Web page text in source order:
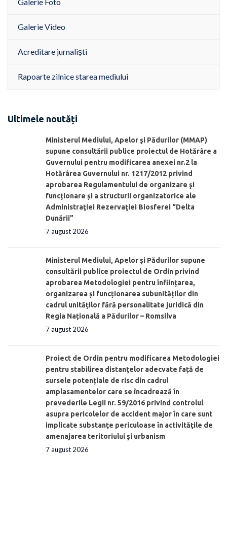
Galerie Foto
Galerie Video
Acreditare jurnaliști
Rapoarte zilnice starea mediului
Ultimele noutăți
Ministerul Mediului, Apelor şi Pădurilor (MMAP)
supune consultării publice proiectul de Hotărâre a
Guvernului pentru modificarea anexei nr.2 la
Hotărârea Guvernului nr. 1217/2012 privind
aprobarea Regulamentului de organizare şi
funcționare și a structurii organizatorice ale
Administraţiei Rezervaţiei Biosferei “Delta
Dunării”
7 august 2026
Ministerul Mediului, Apelor și Pădurilor supune
consultării publice proiectul de Ordin privind
aprobarea Metodologiei pentru înființarea,
organizarea și funcționarea subunităților din
cadrul unităților fără personalitate juridică din
Regia Națională a Pădurilor – Romsilva
7 august 2026
Proiect de Ordin pentru modificarea Metodologiei
pentru stabilirea distanţelor adecvate față de
sursele potențiale de risc din cadrul
amplasamentelor care se încadrează în
prevederile Legii nr. 59/2016 privind controlul
asupra pericolelor de accident major în care sunt
implicate substanţe periculoase în activităţile de
amenajarea teritoriului şi urbanism
7 august 2026